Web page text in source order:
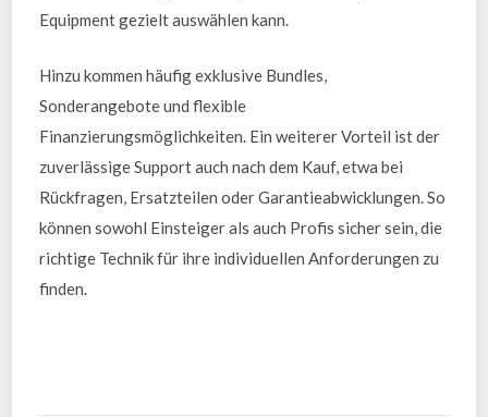
Equipment gezielt auswählen kann.
Hinzu kommen häufig exklusive Bundles,
Sonderangebote und flexible
Finanzierungsmöglichkeiten. Ein weiterer Vorteil ist der
zuverlässige Support auch nach dem Kauf, etwa bei
Rückfragen, Ersatzteilen oder Garantieabwicklungen. So
können sowohl Einsteiger als auch Profis sicher sein, die
richtige Technik für ihre individuellen Anforderungen zu
finden.